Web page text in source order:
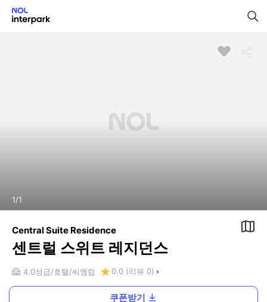
1/1
Central Suite Residence
센트럴 스위트 레지던스
4.0성급 호텔 씨엠립 0.0 (리뷰 0)
쿠폰받기